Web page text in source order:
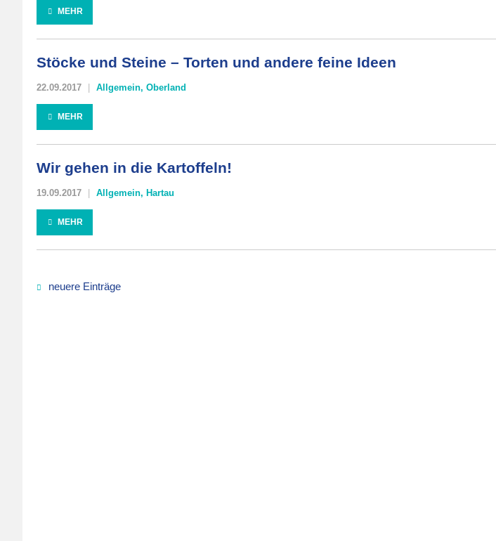
MEHR
Stöcke und Steine – Torten und andere feine Ideen
22.09.2017 Allgemein, Oberland
MEHR
Wir gehen in die Kartoffeln!
19.09.2017 Allgemein, Hartau
MEHR
neuere Einträge